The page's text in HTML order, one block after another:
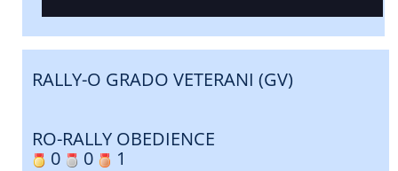
RALLY-O GRADO VETERANI (GV)
RO-RALLY OBEDIENCE
0
0 1